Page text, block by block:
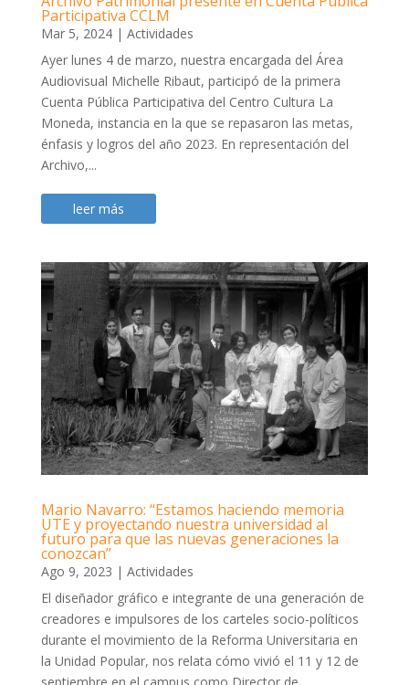
Participativa CCLM
Mar 5, 2024| Actividades
Ayer lunes 4 de marzo, nuestra encargada del Área
Audiovisual Michelle Ribaut, participó de la primera
Cuenta Pública Participativa del Centro Cultura La
Moneda, instancia en la que se repasaron las metas,
énfasis y logros del año 2023. En representación del
Archivo,...
leer más
Mario Navarro: “Estamos haciendo memoria
UTE y proyectando nuestra universidad al
futuro para que las nuevas generaciones la
conozcan”
Ago 9, 2023 | Actividades
El diseñador gráfico e integrante de una generación de
creadores e impulsores de los carteles socio-políticos
durante el movimiento de la Reforma Universitaria en
la Unidad Popular, nos relata cómo vivió el 11 y 12 de